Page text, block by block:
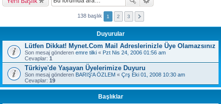
138 başlık 1 2 3
Duyurular
Lütfen Dikkat! Mynet.Com Mail Adreslerinizle Üye Olamazsınız
Son mesaj gönderen emre tilki « Pzt Nis 24, 2006 01:56 am
Cevaplar: 1
Türkiye'de Yaşayan Üyelerimize Duyuru
Son mesaj gönderen BARIŞ'A ÖZLEM « Çrş Eki 01, 2008 10:30 am
Cevaplar: 19
Başlıklar